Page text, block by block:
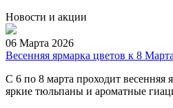
Новости и акции
06 Марта 2026
Весенняя ярмарка цветов к 8 Марта
С 6 по 8 марта проходит весенняя
яркие тюльпаны и ароматные